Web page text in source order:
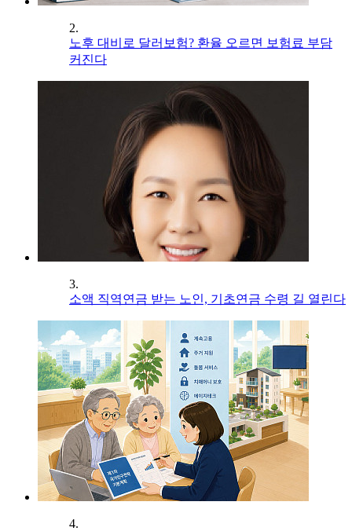
2.
노후 대비로 달러보험? 환율 오르면 보험료 부담
커진다
3.
소액 직역연금 받는 노인, 기초연금 수령 길 열린다
4.